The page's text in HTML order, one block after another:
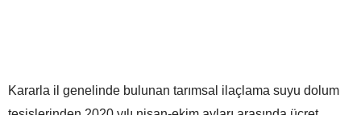
Kararla il genelinde bulunan tarımsal ilaçlama suyu dolum